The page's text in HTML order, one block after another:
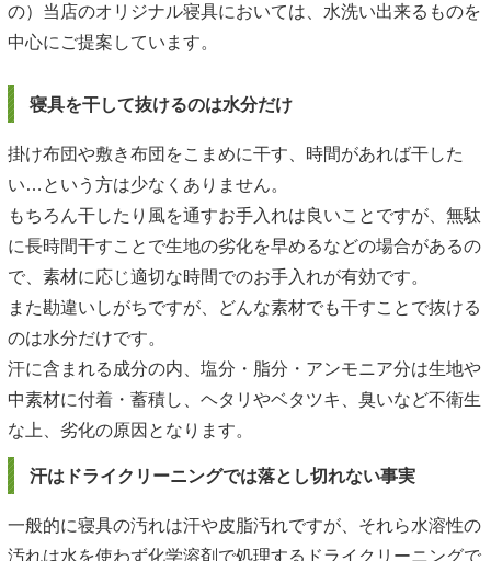
の）当店のオリジナル寝具においては、水洗い出来るものを
中心にご提案しています。
寝具を干して抜けるのは水分だけ
掛け布団や敷き布団をこまめに干す、時間があれば干した
い…という方は少なくありません。
もちろん干したり風を通すお手入れは良いことですが、無駄
に長時間干すことで生地の劣化を早めるなどの場合があるの
で、素材に応じ適切な時間でのお手入れが有効です。
また勘違いしがちですが、どんな素材でも干すことで抜ける
のは水分だけです。
汗に含まれる成分の内、塩分・脂分・アンモニア分は生地や
中素材に付着・蓄積し、ヘタリやベタツキ、臭いなど不衛生
な上、劣化の原因となります。
汗はドライクリーニングでは落とし切れない事実
一般的に寝具の汚れは汗や皮脂汚れですが、それら水溶性の
汚れは水を使わず化学溶剤で処理するドライクリーニングで